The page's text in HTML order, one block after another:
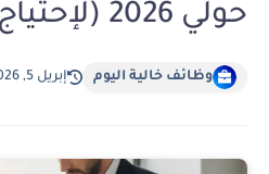
حولي 2026 (لإحتياج عاجل)
وظائف خالية اليوم إبريل 5, 2026